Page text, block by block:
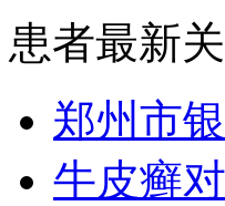
患者最新
郑州市
牛皮癣